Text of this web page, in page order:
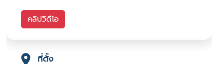
คลิปวิดีโอ
ที่ตั้ง